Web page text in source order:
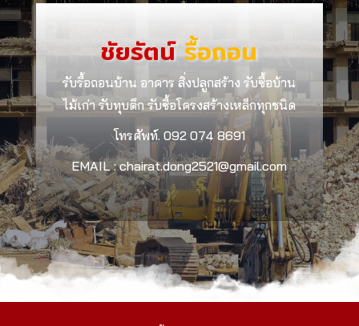
ชัยรัตน์รื้อถอน
รับรื้อถอนบ้าน อาคาร สิ่งปลูกสร้าง รับซื้อบ้าน
ไม้เก่า รับทุบตึก รับซื้อโครงสร้างเหล็กทุกชนิด
โทรศัพท์. 092 074 8691
EMAIL : chairat.dong2521@gmail.com